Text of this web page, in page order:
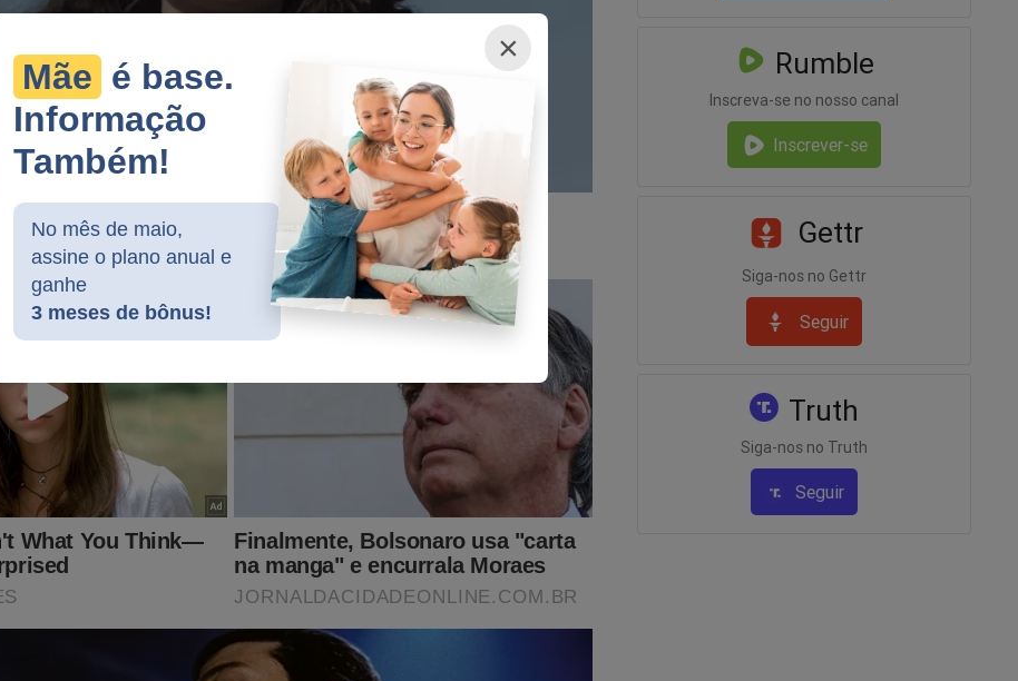
×
Mãe é base.
Informação
Também!
No mês de maio,
assine o plano anual e
ganhe
3 meses de bônus!
El Salvador surpreende o mundo e faz acordo inédito com os EUA
envolvendo criminosos condenados
Nova pesquisa é extremamente ruim para Lula
Para garantir “boquinha” da irmã, deputado retira assinatura do
impeachment de Lula
Rumble
Inscreva-se no nosso canal
Inscrever-se
Gettr
Siga-nos no Gettr
Seguir
Truth
Siga-nos no Truth
Seguir